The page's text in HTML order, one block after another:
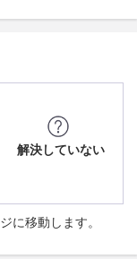
解決していない
に移動します。